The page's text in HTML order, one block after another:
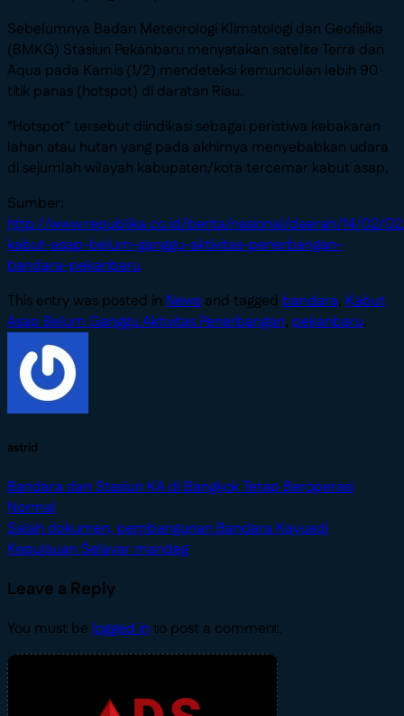
Sebelumnya Badan Meteorologi Klimatologi dan Geofisika
(BMKG) Stasiun Pekanbaru menyatakan satelite Terra dan
Aqua pada Kamis (1/2) mendeteksi kemunculan lebih 90
titik panas (hotspot) di daratan Riau.
“Hotspot” tersebut diindikasi sebagai peristiwa kebakaran
lahan atau hutan yang pada akhirnya menyebabkan udara
di sejumlah wilayah kabupaten/kota tercemar kabut asap.
Sumber:
http://www.republika.co.id/berita/nasional/daerah/14/02/
kabut-asap-belum-ganggu-aktivitas-penerbangan-
bandara-pekanbaru
This entry was posted in News and tagged bandara, Kabut
Asap Belum Ganggu Aktivitas Penerbangan, pekanbaru.
astrid
Bandara dan Stasiun KA di Bangkok Tetap Beroperasi
Normal
Salah dokumen, pembangunan Bandara Kayuadi
Kepulauan Selayar mandeg
Leave a Reply
You must be logged into post a comment.